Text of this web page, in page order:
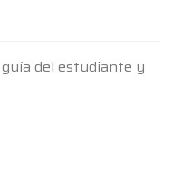
del estudiante y